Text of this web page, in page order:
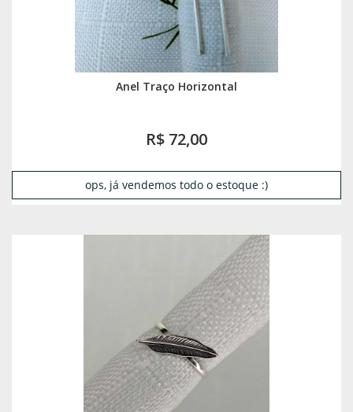
Anel Traço Horizontal
R$ 72,00
ops, já vendemos todo o estoque :)